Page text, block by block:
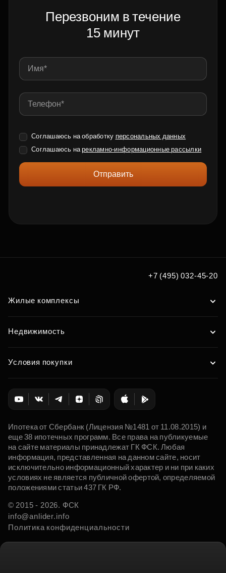
Перезвоним в течение
15 минут
Соглашаюсь на обработку персональных данных
Соглашаюсь нарекламно-информационные рассылки
Отправить
+7 (495) 032-45-20
Жилые комплексы
Недвижимость
Условия покупки
Ипотека от Сбербанк (Лицензия №1481 от 11.08.2015) и
еще 38 ипотечных программ. Все права на публикуемые
на сайте материалы принадлежат ГК ФСК. Любая
информация, представленная на данном сайте, носит
исключительно информационный характер и ни при каких
условиях не является публичной офертой, определяемой
положениями статьи 437 ГК РФ.
© 2015 - 2026. ФСК
info@anlider.info
Политика конфиденциальности